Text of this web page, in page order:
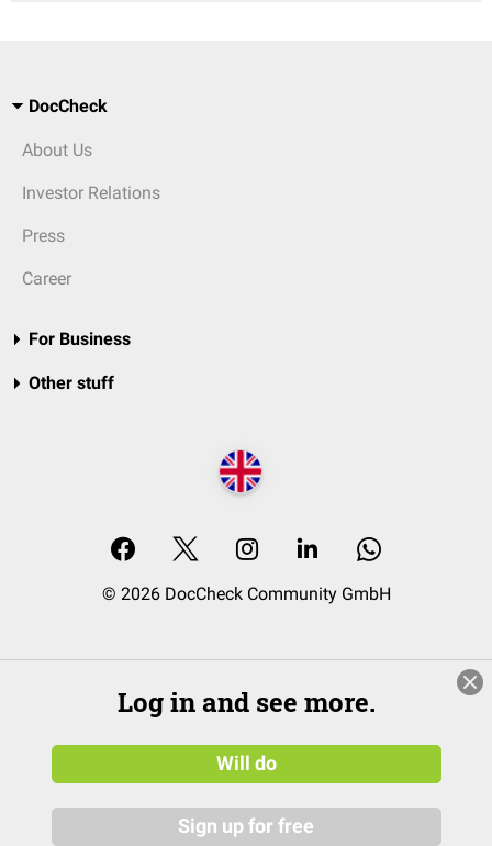
DocCheck
About Us
Investor Relations
Press
Career
For Business
Other stuff
© 2026 DocCheck Community GmbH
Log in and see more.
Will do
Sign up for free